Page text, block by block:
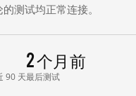
测试均正常连接。
90 天
2 个月前
最后测试